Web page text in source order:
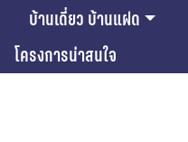
บ้านเดี่ยว บ้านแฝด
โครงการน่าสนใจ